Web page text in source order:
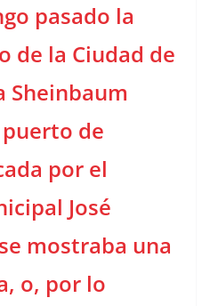
pasado la
de la Ciudad de
Sheinbaum
de
por el
José
mostraba una
o, por lo